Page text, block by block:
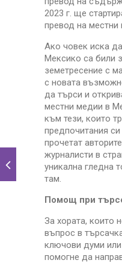
2023 г. ще
превод на местни
Ако човек иска
Мексико са били
земетресение с
с новата
да търси и
местни медии в
към тези, които
предпочитания
прочетат
журналисти в
уникална гледна
там.
Помощ при
За хората, които
въпрос в
ключови думи
помогне да